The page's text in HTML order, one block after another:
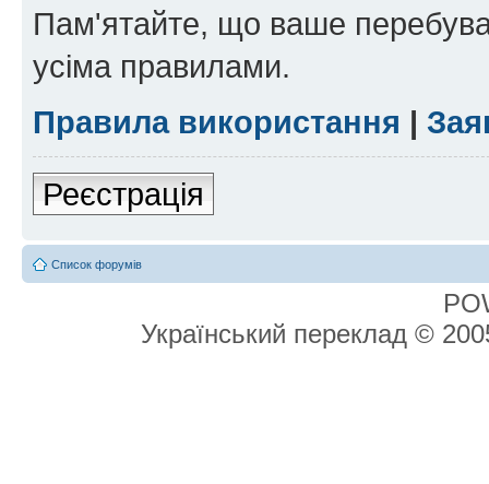
Пам'ятайте, що ваше
усіма правилами.
Правила використання |
Реєстрація
Список форумів
Український переклад ©